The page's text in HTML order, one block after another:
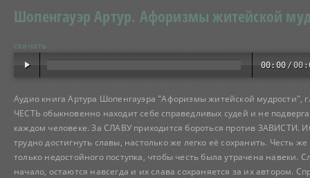
Шопенгауэр Артур. Афоризмы житейской
скачать
00:00 /
Аудио книга Артура Шопенгауэра "Афоризмы житейской
ЧЕСТЬ обыкновенно находит себе справедливых судей и не
каждом человеке. За СЛАВУ приходится бороться против ЗАВИСТИ.
трудно достигнуть славы, настолько же легко её сохранить. Честь
только недостойного поступка, чтобы честь была утрачена
начало, остаются навсегда и их слава сохраняется за их автором.